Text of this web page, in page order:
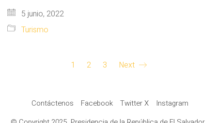
5 junio, 2022
Turismo
1 2 3 Next
Contáctenos Facebook Twitter X
Instagram